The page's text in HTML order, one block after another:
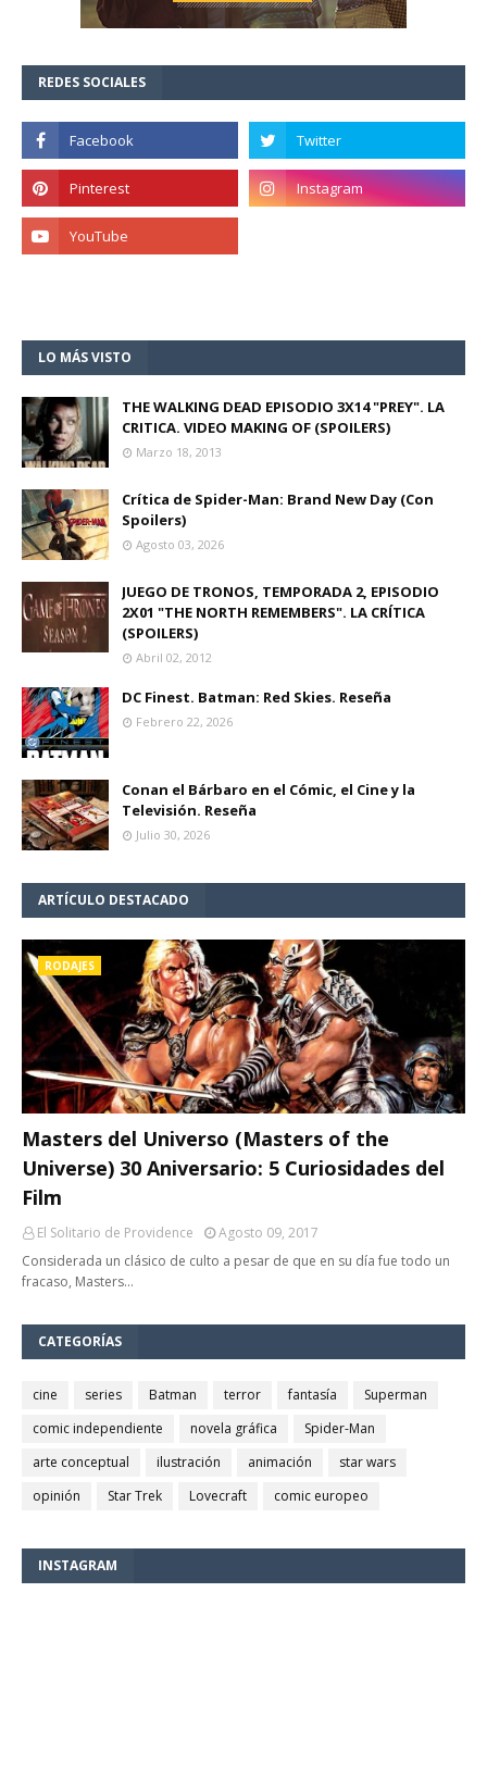
REDES SOCIALES
LO MÁS VISTO
THE WALKING DEAD EPISODIO 3X14 "PREY". LA
CRITICA. VIDEO MAKING OF (SPOILERS)
Marzo 18, 2013
Crítica de Spider-Man: Brand New Day (Con
Spoilers)
Agosto 03, 2026
JUEGO DE TRONOS, TEMPORADA 2, EPISODIO
2X01 "THE NORTH REMEMBERS". LA CRÍTICA
(SPOILERS)
Abril 02, 2012
DC Finest. Batman: Red Skies. Reseña
Febrero 22, 2026
Conan el Bárbaro en el Cómic, el Cine y la
Televisión. Reseña
Julio 30, 2026
ARTÍCULO DESTACADO
RODAJES
Masters del Universo (Masters of the
Universe) 30 Aniversario: 5 Curiosidades del
Film
El Solitario de Providence
Agosto 09, 2017
Considerada un clásico de culto a pesar de que en su día fue todo un
fracaso, Masters…
CATEGORÍAS
cine series Batman terror fantasía
Superman
comic independiente
novela gráfica
Spider-Man
arte conceptual
ilustración animación
star wars
opinión
Star Trek Lovecraft comic europeo
INSTAGRAM